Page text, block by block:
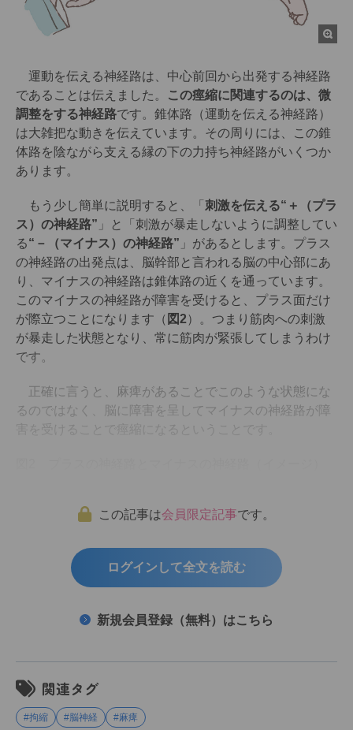
運動を伝える神経路は、中心前回から出発する神経路
であることは伝えました。
この痙縮に関連するのは、微
調整をする神経路です。錐体路（運動を伝える神経路）
は大雑把な動きを伝えています。その周りには、この錐
体路を陰ながら支える縁の下の力持ち神経路がいくつか
あります。
もう少し簡単に説明すると、「 刺激を伝える“＋（プラ
ス）の神経路” 」と「刺激が暴走しないように調整してい
る“－（マイナス）の神経路” 」があるとします。プラス
の神経路の出発点は、脳幹部と言われる脳の中心部にあ
り、マイナスの神経路は錐体路の近くを通っています。
このマイナスの神経路が障害を受けると、プラス面だけ
が際立つことになります（ 図2）。つまり筋肉への刺激
が暴走した状態となり、常に筋肉が緊張してしまうわけ
です。
正確に言うと、麻痺があることでこのような状態にな
るのではなく、脳に障害を呈してマイナスの神経路が障
害を受けることで痙縮になるということです。
この記事は会員限定記事です。
ログインして全文を読む
新規会員登録（無料）はこちら
関連タグ
#拘縮 #脳神経 #麻痺